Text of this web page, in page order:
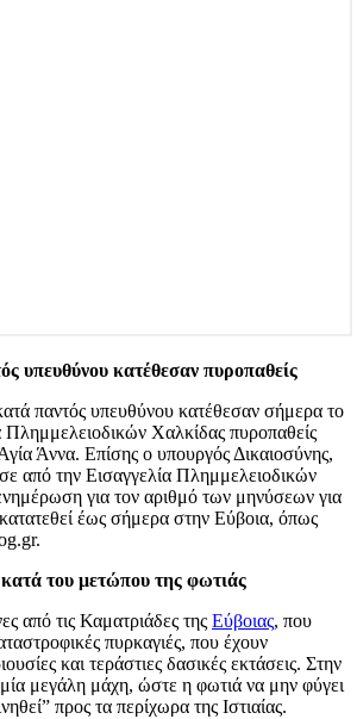
υπευθύνου κατέθεσαν πυροπαθείς
παντός υπευθύνου κατέθεσαν σήμερα το
Πλημμελειοδικών Χαλκίδας πυροπαθείς
Άννα. Επίσης ο υπουργός Δικαιοσύνης,
από την Εισαγγελία Πλημμελειοδικών
για τον αριθμό των μηνύσεων για
έως σήμερα στην Εύβοια, όπως
του μετώπου της φωτιάς
από τις Καματριάδες της Εύβοιας, που
πυρκαγιές, που έχουν
και τεράστιες δασικές εκτάσεις. Στην
μία μεγάλη μάχη, ώστε η φωτιά να μην φύγει
προς τα περίχωρα της Ιστιαίας.